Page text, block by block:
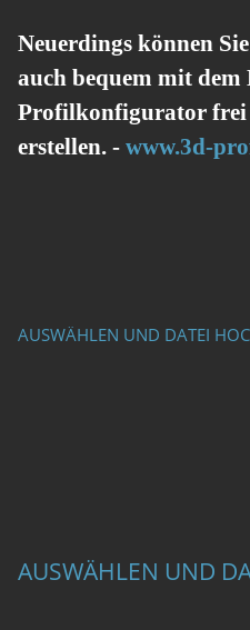
Neuerdings können
auch bequem mit
Profilkonfigurator frei
erstellen. - www.3d-
AUSWÄHLEN UND DATEI
AUSWÄHLEN UND